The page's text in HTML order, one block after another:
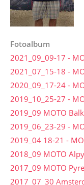
Fotoalbum
2021_09_09-17 -
2021_07_15-18 -
2020_09_17-24 -
2019_10_25-27 -
2019_09 MOTO
2019_06_23-29 -
2019_04 18-21 -
2018_09 MOTO Alpy
2017_09 MOTO
2017_07_30